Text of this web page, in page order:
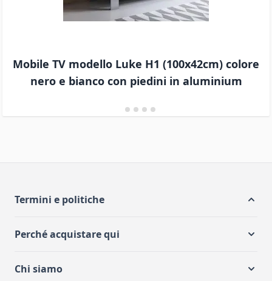
Mobile TV modello Luke H1 (100x42cm) colore
nero e bianco con piedini in aluminium
Termini e politiche
Perché acquistare qui
Chi siamo